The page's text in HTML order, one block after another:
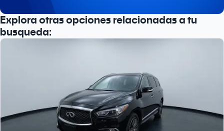
Explora otras opciones relacionadas a tu
busqueda: